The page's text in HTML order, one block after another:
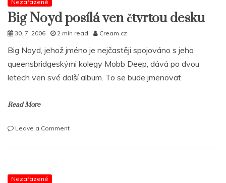
v
prodeji!
soutež
o
CD
Nezařazené
Big Noyd posílá ven čtvrtou desku
30. 7. 2006 2 min read Cream.cz
Big Noyd, jehož jméno je nejčastěji spojováno s jeho
queensbridgeskými kolegy Mobb Deep, dává po dvou
letech ven své další album. To se bude jmenovat
Read More
Leave a Commenton
Nezařazené